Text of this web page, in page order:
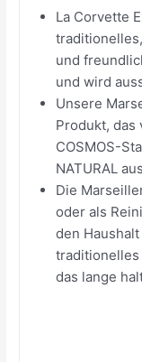
La Corvette
und
und wird
Unsere
Produkt, das
COSMOS-
NATURAL
Die
oder als
den
das lange